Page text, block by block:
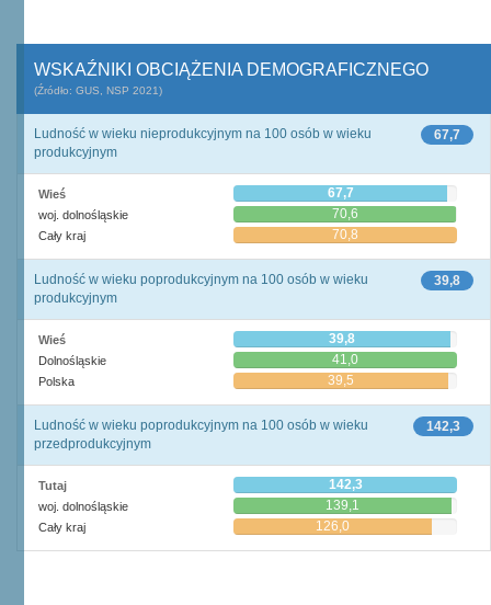
WSKAŹNIKI OBCIĄŻENIA DEMOGRAFICZNEGO
(Źródło: GUS, NSP 2021)
67,7
Ludność w wieku nieprodukcyjnym na 100 osób w wieku
produkcyjnym
Wieś 67,7
woj. dolnośląskie 70,6
Cały kraj 70,8
39,8
Ludność w wieku poprodukcyjnym na 100 osób w wieku
produkcyjnym
Wieś 39,8
Dolnośląskie 41,0
Polska 39,5
142,3
Ludność w wieku poprodukcyjnym na 100 osób w wieku
przedprodukcyjnym
Tutaj 142,3
woj. dolnośląskie 139,1
Cały kraj 126,0